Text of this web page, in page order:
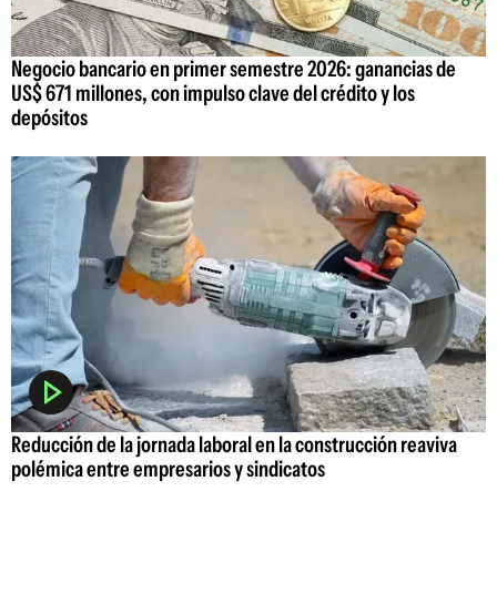
Negocio bancario en primer semestre 2026: ganancias de
US$ 671 millones, con impulso clave del crédito y los
depósitos
Reducción de la jornada laboral en la construcción reaviva
polémica entre empresarios y sindicatos